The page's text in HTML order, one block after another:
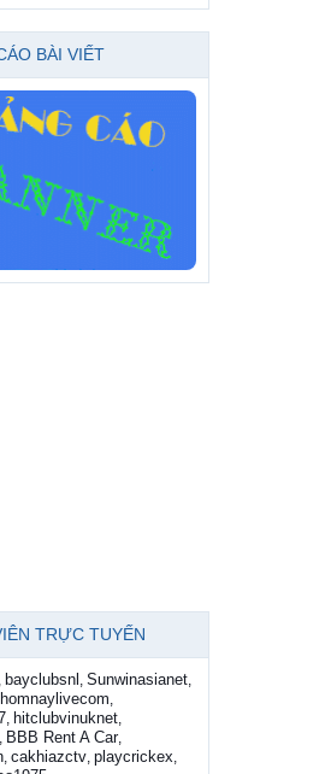
BÀI VIẾT
TRỰC TUYẾN
, bayclubsnl , Sunwinasianet,
,
, hitclubvinuknet,
, BBB Rent A Car,
, cakhiazctv, playcrickex,